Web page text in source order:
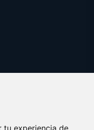
tu experiencia de